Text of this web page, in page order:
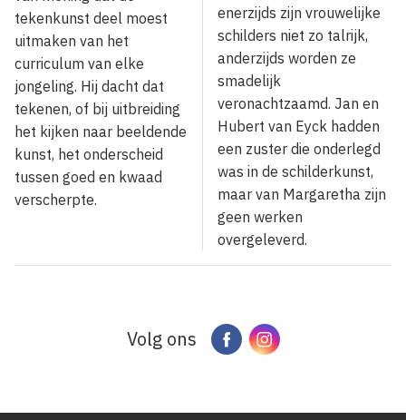
tekenkunst deel moest
uitmaken van het
curriculum van elke
jongeling. Hij dacht dat
tekenen, of bij uitbreiding
het kijken naar beeldende
kunst, het onderscheid
tussen goed en kwaad
verscherpte.
enerzijds zijn vrouwelijke
schilders niet zo talrijk,
anderzijds worden ze
smadelijk
veronachtzaamd. Jan en
Hubert van Eyck hadden
een zuster die onderlegd
was in de schilderkunst,
maar van Margaretha zijn
geen werken
overgeleverd.
Volg ons FacebookInstagram